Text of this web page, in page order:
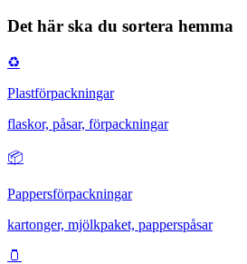
Det här ska du sortera hemma
♻️
Plastförpackningar
flaskor, påsar, förpackningar
📦
Pappersförpackningar
kartonger, mjölkpaket, papperspåsar
🫙